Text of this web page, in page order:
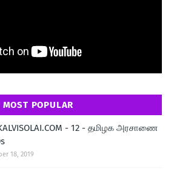
MOST POPULAR
- 12 - தமிழக அரசாணை
18, 2019